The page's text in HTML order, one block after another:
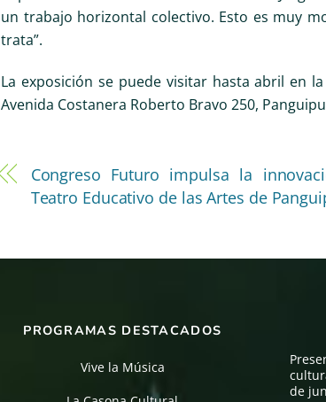
un trabajo horizontal colectivo. Esto es muy
trata”.
La exposición se puede visitar hasta abril en
Avenida Costanera Roberto Bravo 250,
Congreso Futuro impulsa la
Teatro Educativo de las Artes de
PROGRAMAS DESTACADOS
Vive la Música
de